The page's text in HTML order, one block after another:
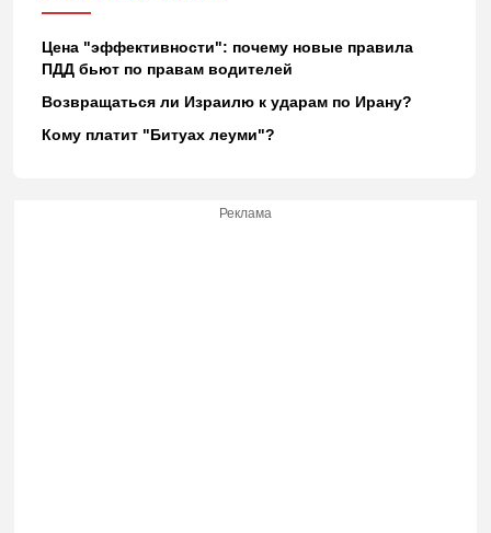
Цена "эффективности": почему новые правила
ПДД бьют по правам водителей
Возвращаться ли Израилю к ударам по Ирану?
Кому платит "Битуах леуми"?
Реклама